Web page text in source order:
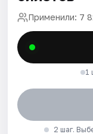
Применили: 7
1
2 шаг.